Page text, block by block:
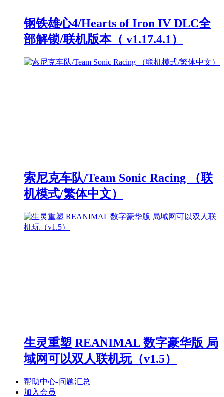
钢铁雄心4/Hearts of Iron IV DLC全
部解锁/联机版本（ v1.17.4.1）
索尼克车队/Team Sonic Racing （联
机模式/繁体中文）
生灵重塑 REANIMAL 数字豪华版 局
域网可以双人联机玩（v1.5）
帮助中心-问题汇总
加入会员